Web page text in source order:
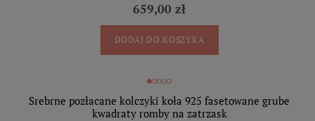
659,00 zł
DODAJ DO KOSZYKA
Srebrne pozłacane kolczyki koła 925 fasetowane grube
kwadraty romby na zatrzask